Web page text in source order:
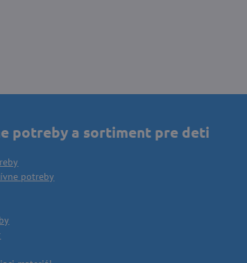
potreby a sortiment pre deti
potreby